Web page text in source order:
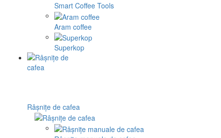
Smart Coffee Tools
Aram coffee
Superkop
Râșnițe de cafea